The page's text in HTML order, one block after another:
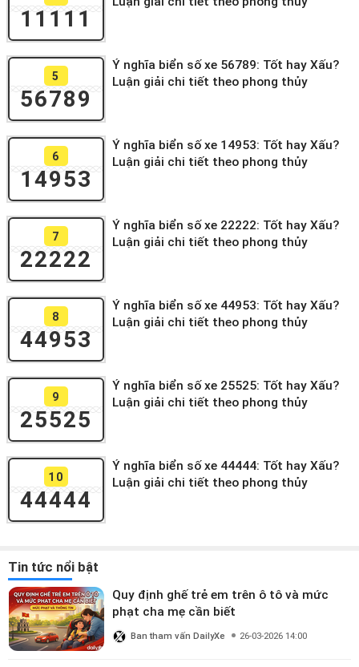
11111
5
56789
Ý nghĩa biển số xe 56789: Tốt hay Xấu?
Luận giải chi tiết theo phong thủy
6
14953
Ý nghĩa biển số xe 14953: Tốt hay Xấu?
Luận giải chi tiết theo phong thủy
7
22222
Ý nghĩa biển số xe 22222: Tốt hay Xấu?
Luận giải chi tiết theo phong thủy
8
44953
Ý nghĩa biển số xe 44953: Tốt hay Xấu?
Luận giải chi tiết theo phong thủy
9
25525
Ý nghĩa biển số xe 25525: Tốt hay Xấu?
Luận giải chi tiết theo phong thủy
10
44444
Ý nghĩa biển số xe 44444: Tốt hay Xấu?
Luận giải chi tiết theo phong thủy
Tin tức nổi bật
Quy định ghế trẻ em trên ô tô và mức
phạt cha mẹ cần biết
Ban tham vấn DailyXe 26-03-2026 14:00